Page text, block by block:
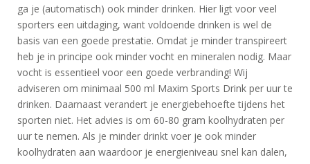
ga je (automatisch) ook minder drinken. Hier ligt voor veel
sporters een uitdaging, want voldoende drinken is wel de
basis van een goede prestatie. Omdat je minder transpireert
heb je in principe ook minder vocht en mineralen nodig. Maar
vocht is essentieel voor een goede verbranding! Wij
adviseren om minimaal 500 ml Maxim Sports Drink per uur te
drinken. Daarnaast verandert je energiebehoefte tijdens het
sporten niet. Het advies is om 60-80 gram koolhydraten per
uur te nemen. Als je minder drinkt voer je ook minder
koolhydraten aan waardoor je energieniveau snel kan dalen,
MAXIM
FEEDS
BLUE
NANA
BLOG
KLANTENSERVICE